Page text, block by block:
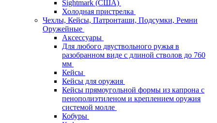
Sightmark (США)
Холодная пристрелка
Чехлы, Кейсы, Патронташи, Подсумки, Ремни
Оружейные
Аксессуары
Для любого двуствольного ружья в
разобранном виде с длиной стволов до 760
мм
Кейсы
Кейсы для оружия
Кейсы прямоугольной формы из капрона с
пенополиэтиленом и креплением оружия
системой молле
Кобуры